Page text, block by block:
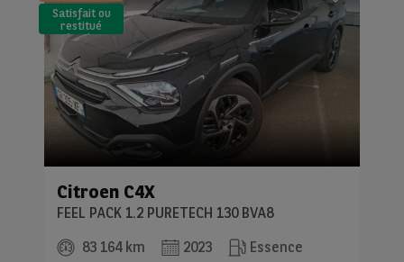
Satisfait ou
restitué
(LLD)*
Citroen C4X
FEEL PACK 1.2 PURETECH 130 BVA8
83 164 km
2023
Essence